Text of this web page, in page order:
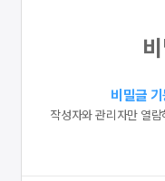
비밀글
작성자와 관리자만 열